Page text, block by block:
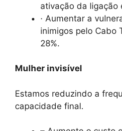
ativação da ligação
· Aumentar a
inimigos pelo Cabo
28%.
Mulher invisível
Estamos reduzindo a
capacidade final.